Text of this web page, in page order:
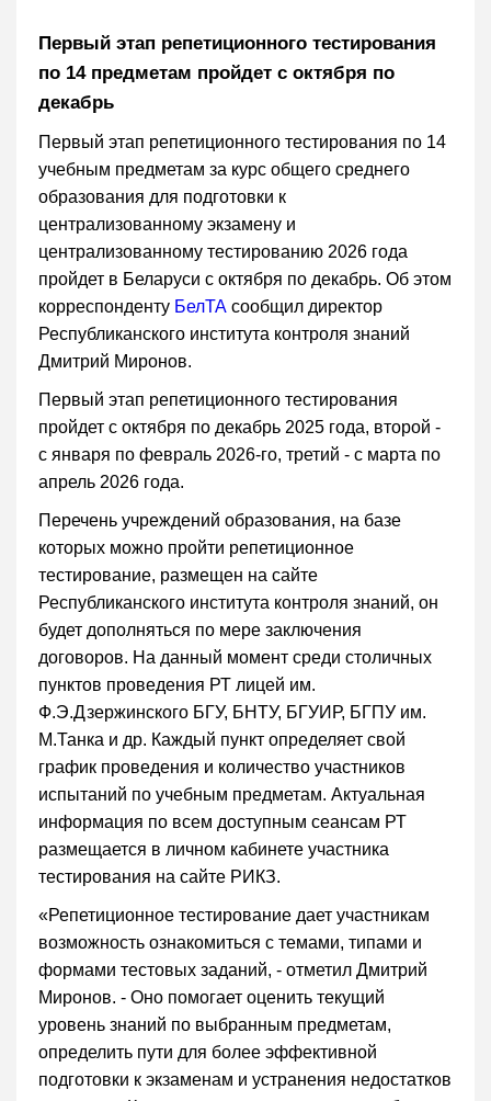
Первый этап репетиционного тестирования
по 14 предметам пройдет с октября по
декабрь
Первый этап репетиционного тестирования по 14
учебным предметам за курс общего среднего
образования для подготовки к
централизованному экзамену и
централизованному тестированию 2026 года
пройдет в Беларуси с октября по декабрь. Об этом
корреспонденту БелТА сообщил директор
Республиканского института контроля знаний
Дмитрий Миронов.
Первый этап репетиционного тестирования
пройдет с октября по декабрь 2025 года, второй -
с января по февраль 2026-го, третий - с марта по
апрель 2026 года.
Перечень учреждений образования, на базе
которых можно пройти репетиционное
тестирование, размещен на сайте
Республиканского института контроля знаний, он
будет дополняться по мере заключения
договоров. На данный момент среди столичных
пунктов проведения РТ лицей им.
Ф.Э.Дзержинского БГУ, БНТУ, БГУИР, БГПУ им.
М.Танка и др. Каждый пункт определяет свой
график проведения и количество участников
испытаний по учебным предметам. Актуальная
информация по всем доступным сеансам РТ
размещается в личном кабинете участника
тестирования на сайте РИКЗ.
«Репетиционное тестирование дает участникам
возможность ознакомиться с темами, типами и
формами тестовых заданий, - отметил Дмитрий
Миронов. - Оно помогает оценить текущий
уровень знаний по выбранным предметам,
определить пути для более эффективной
подготовки к экзаменам и устранения недостатков